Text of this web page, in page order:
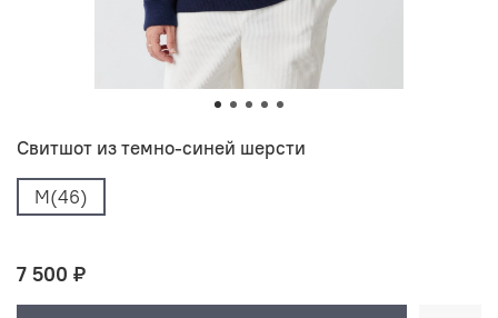
Свитшот из темно-синей шерсти
M(46)
7 500 ₽